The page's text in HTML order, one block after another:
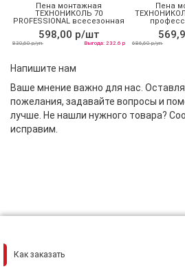
Пена монтажная
ТЕХНОНИКОЛЬ 70
PROFESSIONAL всесезонная
598,00 р/шт
830,60 р/уп Выгода: 232.6 р
Пена
686,60 р/уп
Напишите нам
Ваше мнение важно для нас.
пожелания, задавайте вопросы и
лучше. Не нашли нужного товара?
исправим.
Как заказать